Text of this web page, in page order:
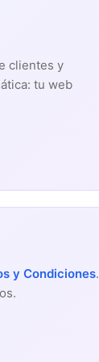
clientes y
tu web
y Condiciones.